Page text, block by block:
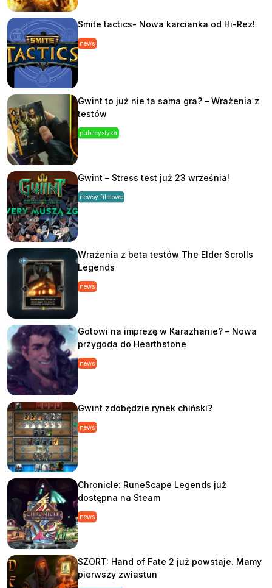
Smite tactics- Nowa karcianka od Hi-Rez!
news
Gwint to już nie ta sama gra? – Wrażenia z
testów
publicystyka
Gwint – Stress test już 23 września!
newsy filmowe
Wrażenia z beta testów The Elder Scrolls
Legends
news
Gotowi na imprezę w Karazhanie? – Nowa
przygoda do Hearthstone
news
Gwint zdobędzie rynek chiński?
news
Chronicle: RuneScape Legends już
dostępna na Steam
news
SZORT: Hand of Fate 2 już powstaje. Mamy
pierwszy zwiastun